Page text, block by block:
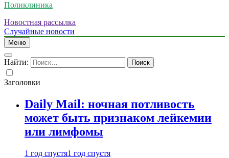
Поликлиника
Новостная рассылка
Случайные новости
Меню
Найти:
Заголовки
Daily Mail: ночная потливость
может быть признаком лейкемии
или лимфомы
1 год спустя1 год спустя